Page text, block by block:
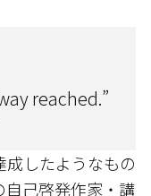
reached.”
したようなもの
自己啓発作家・講